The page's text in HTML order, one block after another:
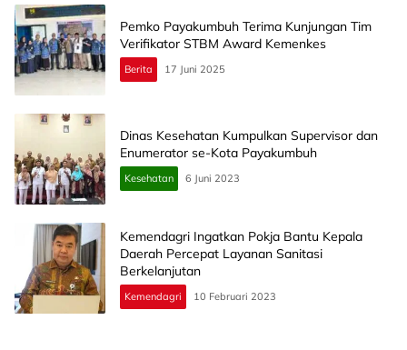
Pemko Payakumbuh Terima Kunjungan Tim
Verifikator STBM Award Kemenkes
Berita 17 Juni 2025
Dinas Kesehatan Kumpulkan Supervisor dan
Enumerator se-Kota Payakumbuh
Kesehatan 6 Juni 2023
Kemendagri Ingatkan Pokja Bantu Kepala
Daerah Percepat Layanan Sanitasi
Berkelanjutan
Kemendagri 10 Februari 2023